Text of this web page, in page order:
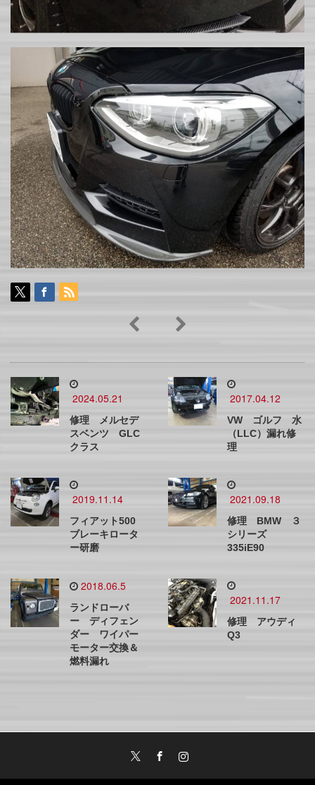
2024.05.21
修理 メルセデ
スベンツ GLC
クラス
2017.04.12
VW ゴルフ 水
（LLC）漏れ修
理
2019.11.14
フィアット500
ブレーキロータ
ー研磨
2021.09.18
修理 BMW ３
シリーズ
335iE90
2018.06.5
ランドローバ
ー ディフェン
ダー ワイパー
モーター交換＆
燃料漏れ
2021.11.17
修理 アウディ
Q3
Instagram